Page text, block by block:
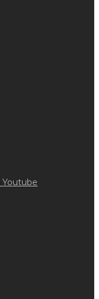
Youtube